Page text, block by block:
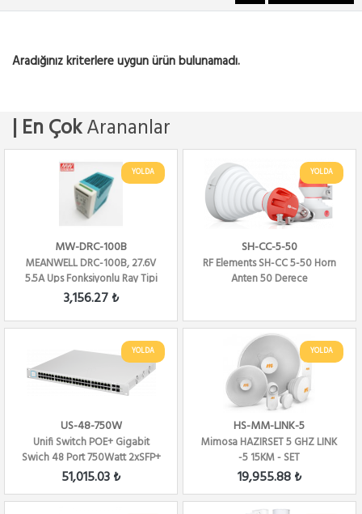
Aradığınız kriterlere uygun ürün bulunamadı.
| En ÇokArananlar
YOLDA
MW-DRC-100B
MEANWELL DRC-100B, 27.6V
5.5A Ups Fonksiyonlu Ray Tipi
3,156.27 ₺
YOLDA
SH-CC-5-50
RF Elements SH-CC 5-50 Horn
Anten 50 Derece
YOLDA
US-48-750W
Unifi Switch POE+ Gigabit
Swich 48 Port 750Watt 2xSFP+
2xSFP Yönet...
51,015.03 ₺
YOLDA
HS-MM-LINK-5
Mimosa HAZIRSET 5 GHZ LINK
-5 15KM - SET
19,955.88 ₺